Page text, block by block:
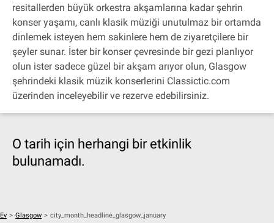
resitallerden büyük orkestra akşamlarına kadar şehrin
konser yaşamı, canlı klasik müziği unutulmaz bir ortamda
dinlemek isteyen hem sakinlere hem de ziyaretçilere bir
şeyler sunar. İster bir konser çevresinde bir gezi planlıyor
olun ister sadece güzel bir akşam arıyor olun, Glasgow
şehrindeki klasik müzik konserlerini Classictic.com
üzerinden inceleyebilir ve rezerve edebilirsiniz.
O tarih için herhangi bir etkinlik
bulunamadı.
Ev > Glasgow > city_month_headline_glasgow_january